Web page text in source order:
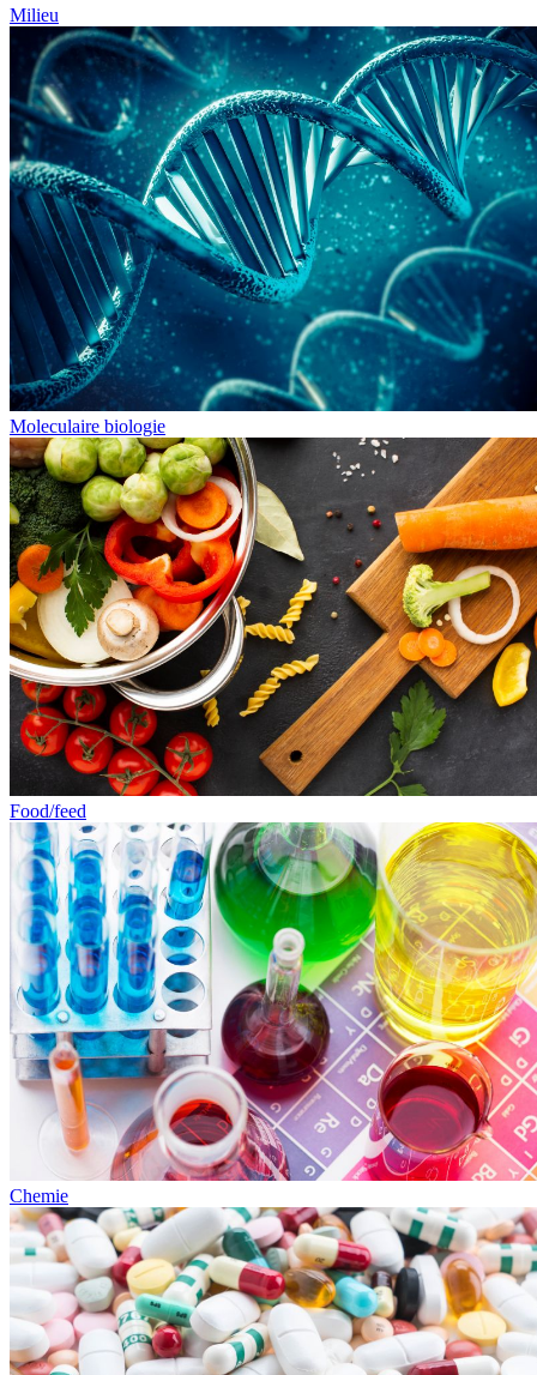
Milieu
Moleculaire biologie
Food/feed
Chemie